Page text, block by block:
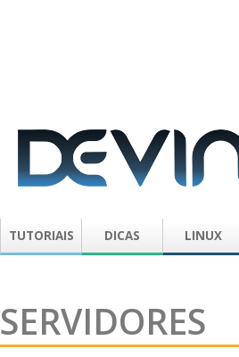
TUTORIAIS DICAS LINUX
SERVIDORES